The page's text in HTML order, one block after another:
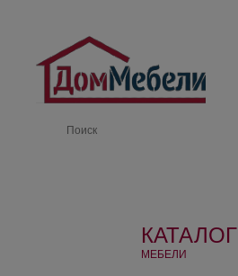
КАТАЛОГ
МЕБЕЛИ